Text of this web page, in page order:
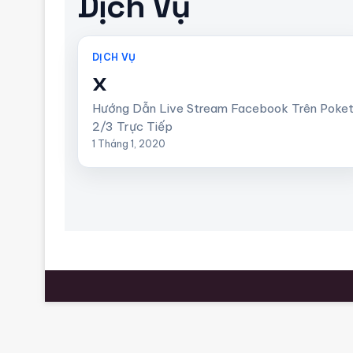
DỊCH VỤ
x
Hướng Dẫn Live Stream Facebook Trên Poket
2/3 Trực Tiếp
1 Tháng 1, 2020